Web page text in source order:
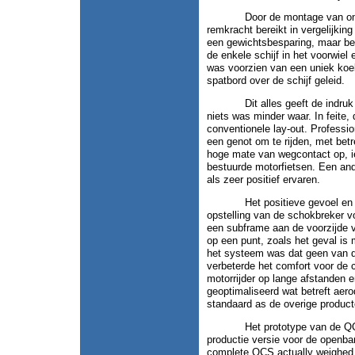
Door de montage van onze
remkracht bereikt in
een gewichtsbesparing, maar
de enkele schijf in het voorwiel
was voorzien van een uniek
spatbord over de schijf geleid.
Dit alles geeft de indruk dat
niets was minder waar. In feite,
conventionele lay-out.
een genot om te rijden, met
hoge mate van wegcontact op,
bestuurde motorfietsen. Een
als zeer positief ervaren.
Het positieve gevoel en
opstelling van de schokbreker
een subframe aan de voorzijde
op een punt, zoals het geval is
het systeem was dat geen van
verbeterde het comfort voor de
motorrijder op lange afstanden
geoptimaliseerd wat betreft
standaard as de overige
Het prototype van de QCS
productie versie voor de
complete QCS actually